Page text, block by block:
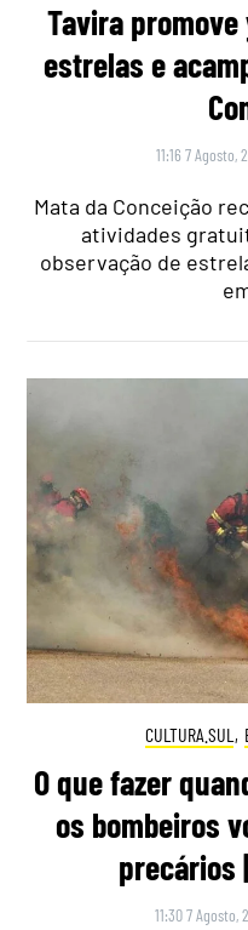
Tavira promove
estrelas e
11:16 7 Agosto,
Mata da Conceição
atividades
observação de
CULTURA.SUL ,
O que fazer
os bombeiros
precários
11:30 7 Agosto,